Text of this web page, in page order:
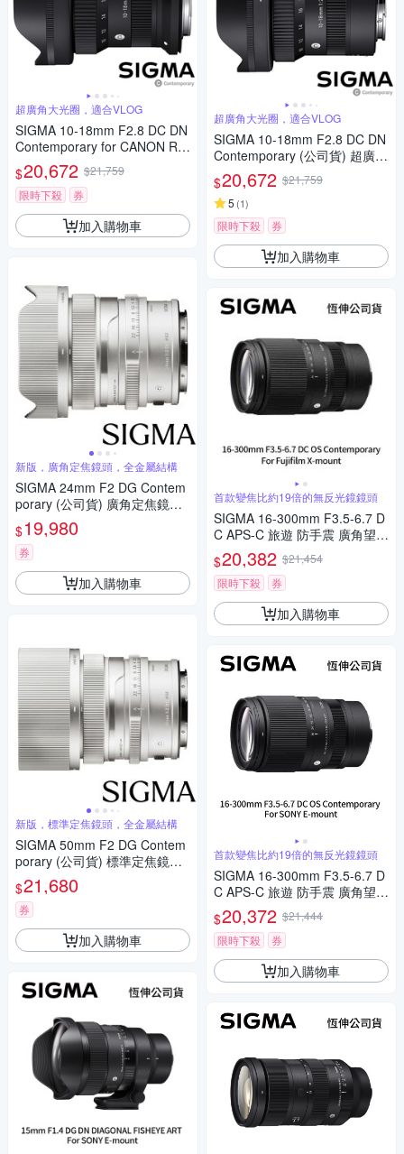
超廣角大光圈，適合VLOG
SIGMA 10-18mm F2.8 DC DN
Contemporary for CANON RF
接環 (公司貨) 超廣角變焦鏡頭
APS-C 無反微單眼鏡頭
$20,672 $21,759
限時下殺
券
加入購物車
新版，廣角定焦鏡頭，全金屬結構
SIGMA 24mm F2 DG Contem
porary (公司貨) 廣角定焦鏡頭
全片幅無反微單眼鏡頭 i系列
$19,980
券
加入購物車
新版，標準定焦鏡頭，全金屬結構
SIGMA 50mm F2 DG Contem
porary (公司貨) 標準定焦鏡頭
全片幅無反微單眼鏡頭 i系列
$21,680
券
加入購物車
超廣角大光圈，適合VLOG
SIGMA 10-18mm F2.8 DC DN
Contemporary (公司貨) 超廣角
變焦鏡頭 APS-C 無反微單眼鏡
頭
$20,672 $21,759
5 (1)
限時下殺 券
加入購物車
首款變焦比約19倍的無反光鏡鏡頭
SIGMA 16-300mm F3.5-6.7 D
C APS-C 旅遊 防手震 廣角望遠
鏡頭 For Fujifilm X-mount (公
司貨)
$20,382 $21,454
限時下殺
券
加入購物車
首款變焦比約19倍的無反光鏡鏡頭
SIGMA 16-300mm F3.5-6.7 D
C APS-C 旅遊 防手震 廣角望遠
鏡頭 For SONY E-mount (公司
貨)
$20,372 $21,444
限時下殺
券
加入購物車